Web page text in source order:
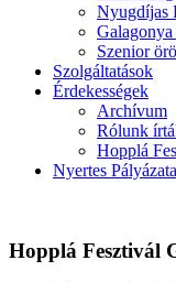
Nyugdíjas
Szenior
Szolgáltatások
Érdekességek
Archívum
Rólunk
Hopplá
Nyertes
Hopplá Fesztivál